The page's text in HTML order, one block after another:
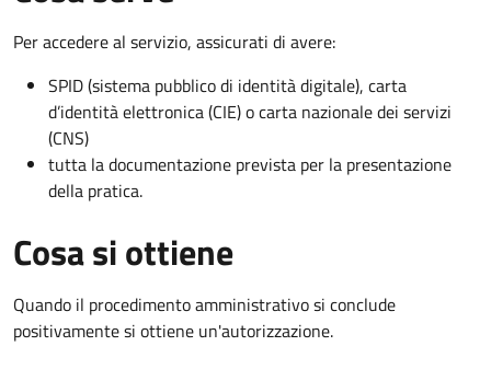
Per accedere al servizio, assicurati di avere:
SPID (sistema pubblico di identità digitale), carta
d’identità elettronica (CIE) o carta nazionale dei servizi
(CNS)
tutta la documentazione prevista per la presentazione
della pratica.
Cosa si ottiene
Quando il procedimento amministrativo si conclude
positivamente si ottiene un'autorizzazione.